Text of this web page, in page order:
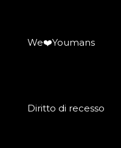
We❤️Youmans
Diritto di recesso